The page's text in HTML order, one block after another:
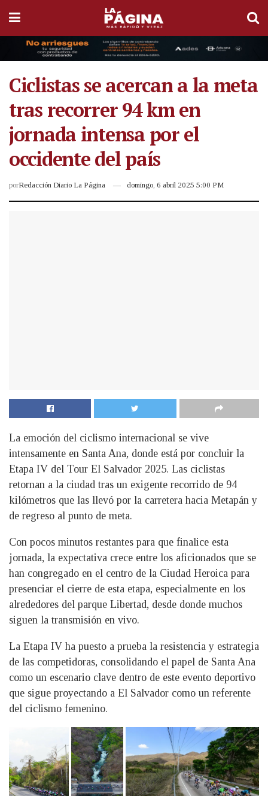
Ciclistas se acercan a la meta
tras recorrer 94 km en
jornada intensa por el
occidente del país
porRedacción Diario La Página domingo, 6 abril 2025 5:00 PM
La emoción del ciclismo internacional se vive
intensamente en Santa Ana, donde está por concluir la
Etapa IV del Tour El Salvador 2025. Las ciclistas
retornan a la ciudad tras un exigente recorrido de 94
kilómetros que las llevó por la carretera hacia Metapán y
de regreso al punto de meta.
Con pocos minutos restantes para que finalice esta
jornada, la expectativa crece entre los aficionados que se
han congregado en el centro de la Ciudad Heroica para
presenciar el cierre de esta etapa, especialmente en los
alrededores del parque Libertad, desde donde muchos
siguen la transmisión en vivo.
La Etapa IV ha puesto a prueba la resistencia y estrategia
de las competidoras, consolidando el papel de Santa Ana
como un escenario clave dentro de este evento deportivo
que sigue proyectando a El Salvador como un referente
del ciclismo femenino.